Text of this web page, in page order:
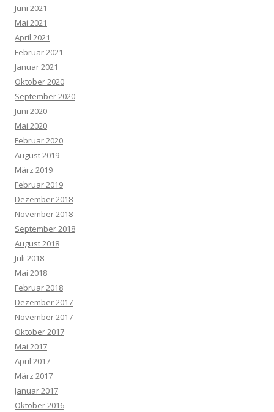
Juni 2021
Mai 2021
April 2021
Februar 2021
Januar 2021
Oktober 2020
September 2020
Juni 2020
Mai 2020
Februar 2020
August 2019
März 2019
Februar 2019
Dezember 2018
November 2018
September 2018
August 2018
Juli 2018
Mai 2018
Februar 2018
Dezember 2017
November 2017
Oktober 2017
Mai 2017
April 2017
März 2017
Januar 2017
Oktober 2016